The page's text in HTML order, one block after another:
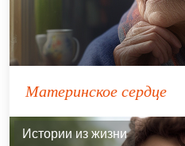
Материнское сердце
Истории из жизни